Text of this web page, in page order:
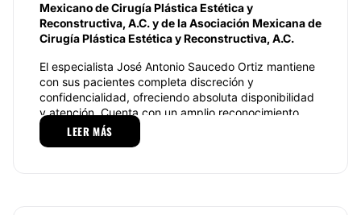
Mexicano de Cirugía Plástica Estética y
Reconstructiva, A.C. yde la Asociación Mexicana de
Cirugía Plástica Estética y Reconstructiva, A.C.
El especialista José Antonio Saucedo Ortiz mantiene
con sus pacientes completa discreción y
confidencialidad, ofreciendo absoluta disponibilidad
y atención. Cuenta con un amplio reconocimiento
quirúrgico, donde sus pacientes obtienen unos
resultados excepcionales. Este reconocimiento le ha
LEER MÁS